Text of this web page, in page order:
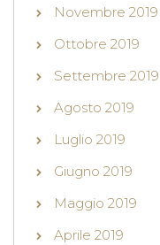
Novembre 2019
Ottobre 2019
Settembre 2019
Agosto 2019
Luglio 2019
Giugno 2019
Maggio 2019
Aprile 2019